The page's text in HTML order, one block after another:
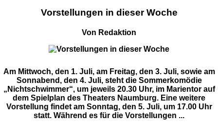
Vorstellungen in dieser Woche
Von Redaktion
Am Mittwoch, den 1. Juli, am Freitag, den 3. Juli, sowie am
Sonnabend, den 4. Juli, steht die Sommerkomödie
„Nichtschwimmer“, um jeweils 20.30 Uhr, im Marientor auf
dem Spielplan des Theaters Naumburg. Eine weitere
Vorstellung findet am Sonntag, den 5. Juli, um 17.00 Uhr
statt. Während es für die Vorstellungen ...